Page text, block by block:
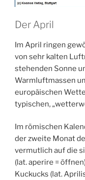
Der April
Im April ringen
von sehr kalten
stehenden Sonne
Warmluftmassen
europäischen
typischen,
Im römischen
der zweite Monat
vermutlich auf die
(lat. aperire =
Kuckucks (lat.